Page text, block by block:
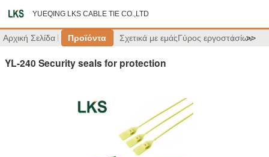
YUEQING LKS CABLE TIE CO.,LTD
Αρχική Σελίδα Προϊόντα Σχετικά με εμάςΓύρος εργοστασίων
>>
YL-240 Security seals for protection